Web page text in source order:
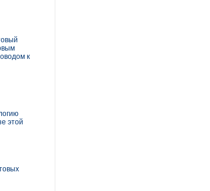
к
этой